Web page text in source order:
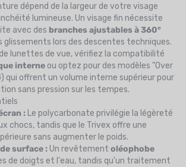
dépend de la largeur de votre visage
lumineuse. Un visage fin nécessite
avec des branches ajustables à 360°
glissements lors des descentes techniques.
lunettes de vue, vérifiez la compatibilité
interne ou optez pour des modèles "Over
qui offrent un volume interne supérieur pour
sans pression sur les tempes.
: Le polycarbonate privilégie la légèreté
chocs, tandis que le Trivex offre une
sans augmenter le poids.
surface : Un revêtement oléophobe
de doigts et l'eau, tandis qu'un traitement